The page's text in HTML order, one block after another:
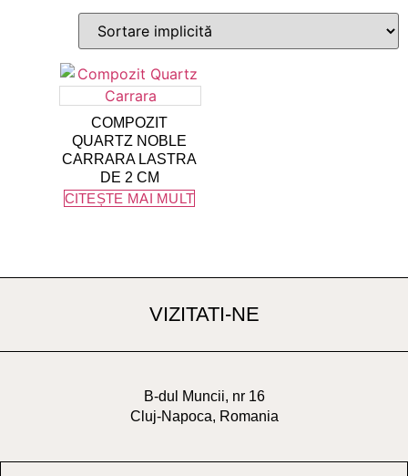
COMPOZIT
QUARTZ NOBLE
CARRARA LASTRA
DE 2 CM
CITEȘTE MAI MULT
VIZITATI-NE
B-dul Muncii, nr 16
Cluj-Napoca, Romania